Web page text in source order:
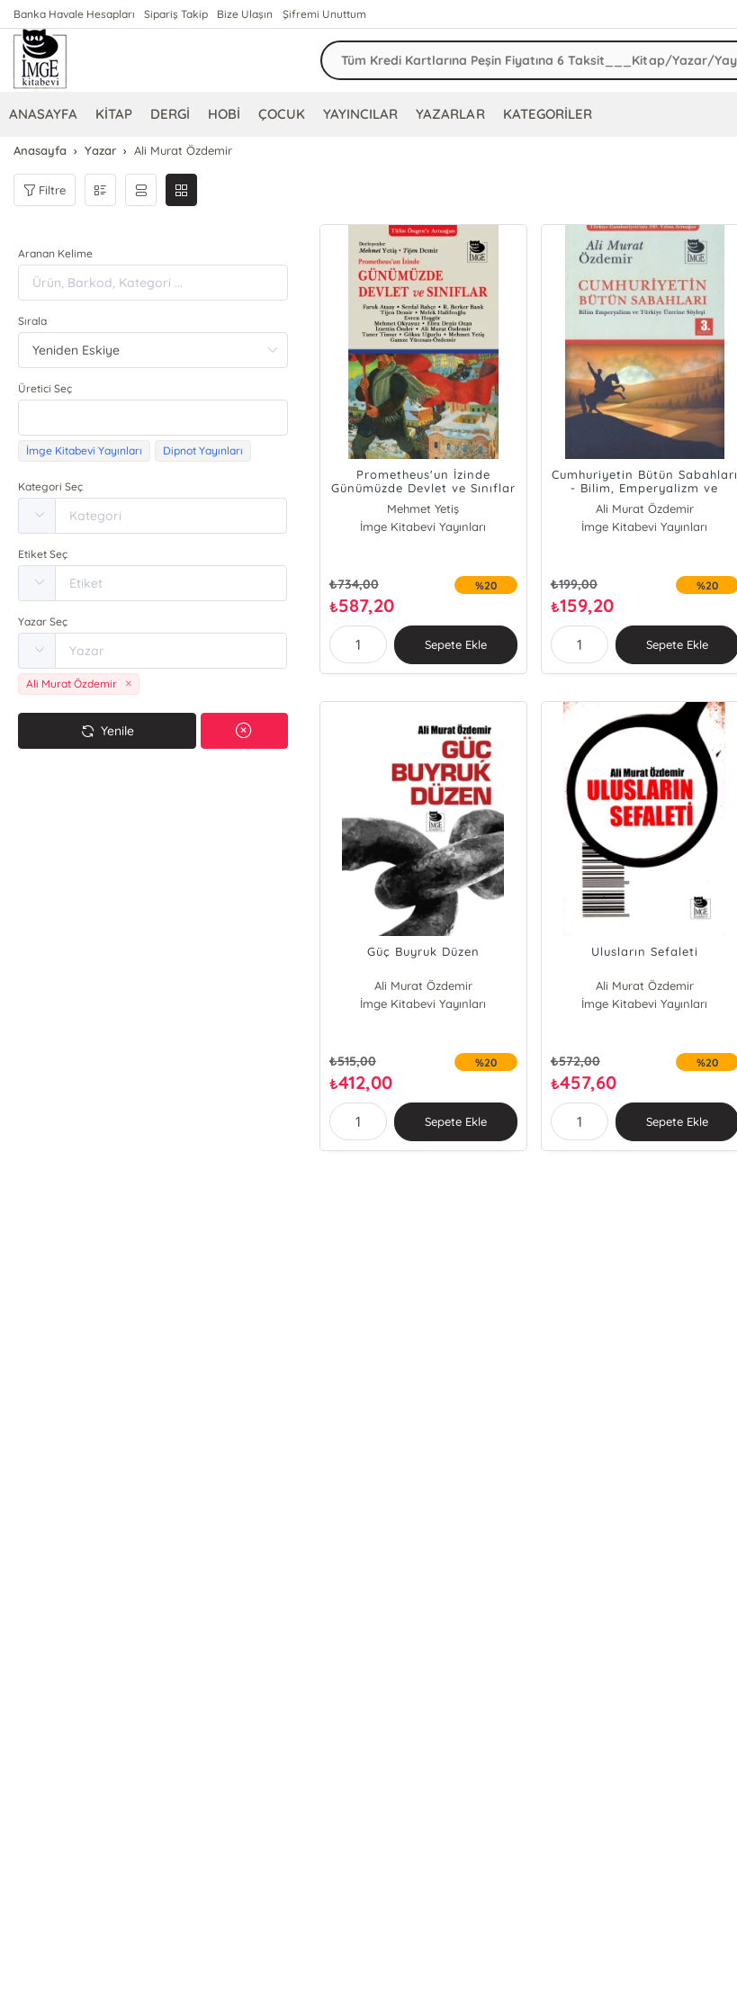
Banka Havale Hesapları Sipariş Takip Bize Ulaşın Şifremi Unuttum
ANASAYFA KİTAP DERGİ HOBİ ÇOCUK YAYINCILAR YAZARLAR KATEGORİLER
Anasayfa Yazar Ali Murat Özdemir
Filtre
Aranan Kelime
Sırala
Üretici Seç
İmge Kitabevi Yayınları Dipnot Yayınları
Kategori Seç
Etiket Seç
Yazar Seç
Ali Murat Özdemir
Yenile
Prometheus'un İzinde
Günümüzde Devlet ve Sınıflar
- Tülin Öngen'e Armağan
Mehmet Yetiş
Tijen Demir
R. Berker Bank
Melek Halifeoğlu
Evren Hoşgör
Mehmet Okyayuz
Ebru Deniz Ozan
İzzettin Önder
Taner Timur
Göksu Uğurlu
Gamze Yücesan Özdemir
İmge Kitabevi Yayınları
₺734,00
₺587,20
%20
Sepete Ekle
Cumhuriyetin Bütün Sabahları
- Bilim, Emperyalizm ve
Türkiye Üzerine Söyleşi
Ali Murat Özdemir
İmge Kitabevi Yayınları
₺199,00
₺159,20
%20
Sepete Ekle
Güç Buyruk Düzen
Ali Murat Özdemir
İmge Kitabevi Yayınları
₺515,00
₺412,00
%20
Sepete Ekle
Ulusların Sefaleti
Ali Murat Özdemir
İmge Kitabevi Yayınları
₺572,00
₺457,60
%20
Sepete Ekle